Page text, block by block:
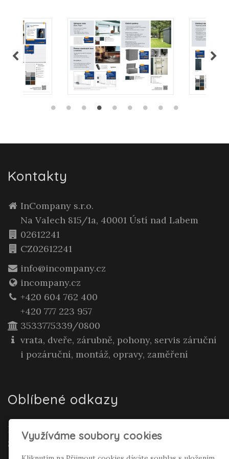
Kontakty
InCompany s.r.o.
Na Valech 815/1a, 40001 Ústí nad Labem
02612241
CZ02612241
info@incompany.cz
incompany.cz
+420 604 762 400
+420 777 223 957
3533775339/0800
vrata, dveře, zárubně, pohony, servis záruční
i pozáruční, montáž, opravy, zaměření
Oblíbené odkazy
Realitní makléř Gepard Renata Polívková
Seifertová
Využíváme soubory cookies